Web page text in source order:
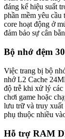
đáng kể hiệu suất
phần mềm yêu
core hoạt động ở
đảm bảo sự cân
Bộ nhớ đệm
Việc trang bị bộ
nhớ L2 Cache
độ trễ khi xử lý
chơi game hoặc
lưu trữ và truy xuất
phụ thuộc nhiều
Hỗ trợ RAM